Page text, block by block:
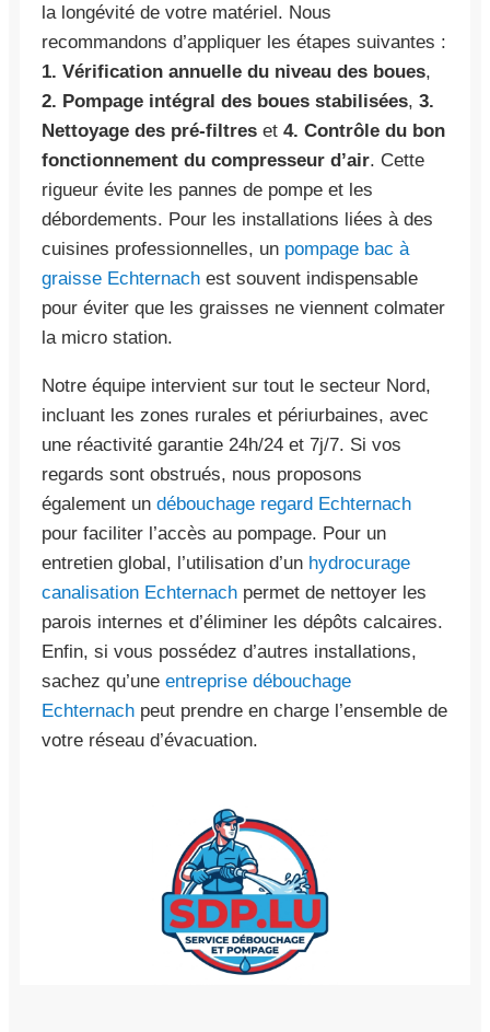
la longévité de votre matériel. Nous
recommandons d’appliquer les étapes suivantes :
1. Vérification annuelle du niveau des boues,
2. Pompage intégral des boues stabilisées, 3.
Nettoyage des pré-filtres et 4. Contrôle du bon
fonctionnement du compresseur d’air. Cette
rigueur évite les pannes de pompe et les
débordements. Pour les installations liées à des
cuisines professionnelles, un pompage bac à
graisse Echternach est souvent indispensable
pour éviter que les graisses ne viennent colmater
la micro station.
Notre équipe intervient sur tout le secteur Nord,
incluant les zones rurales et périurbaines, avec
une réactivité garantie 24h/24 et 7j/7. Si vos
regards sont obstrués, nous proposons
également un débouchage regard Echternach
pour faciliter l’accès au pompage. Pour un
entretien global, l’utilisation d’un hydrocurage
canalisation Echternach permet de nettoyer les
parois internes et d’éliminer les dépôts calcaires.
Enfin, si vous possédez d’autres installations,
sachez qu’une entreprise débouchage
Echternach peut prendre en charge l’ensemble de
votre réseau d’évacuation.